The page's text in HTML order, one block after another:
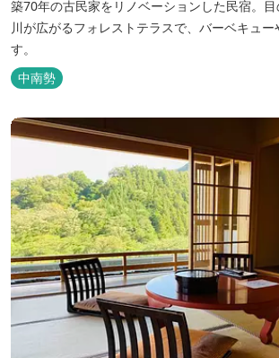
築70年の古民家をリノベーションした民宿。
川が広がるフォレストテラスで、バーベキュー
す。
中南勢